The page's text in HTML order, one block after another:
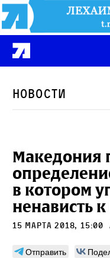
Новости
Македония
в котором
ненависть
15 марта 2018, 15:00
Отправить